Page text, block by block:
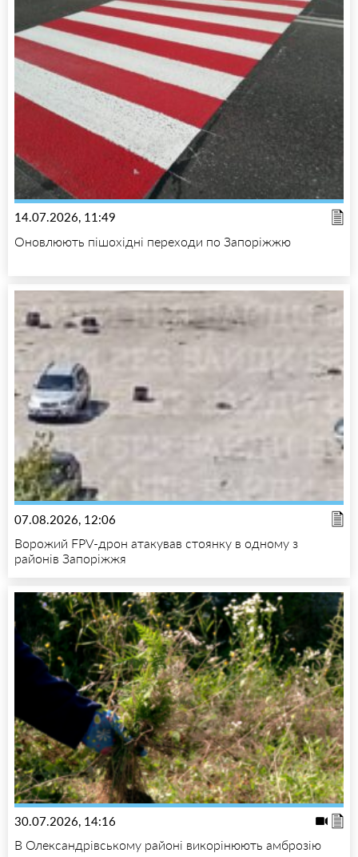
14.07.2026, 11:49
Оновлюють пішохідні переходи по Запоріжжю
07.08.2026, 12:06
Ворожий FPV-дрон атакував стоянку в одному з
районів Запоріжжя
30.07.2026, 14:16
В Олександрівському районі викорінюють амброзію